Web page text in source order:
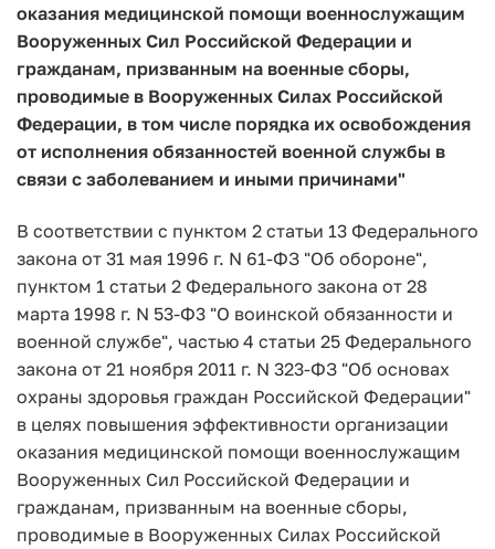
оказания медицинской помощи военнослужащим
Вооруженных Сил Российской Федерации и
гражданам, призванным на военные сборы,
проводимые в Вооруженных Силах Российской
Федерации, в том числе порядка их освобождения
от исполнения обязанностей военной службы в
связи с заболеванием и иными причинами"
В соответствии с пунктом 2 статьи 13 Федерального
закона от 31 мая 1996 г. N 61-ФЗ "Об обороне",
пунктом 1 статьи 2 Федерального закона от 28
марта 1998 г. N 53-Ф3 "О воинской обязанности и
военной службе", частью 4 статьи 25 Федерального
закона от 21 ноября 2011 г. N 323-ФЗ "Об основах
охраны здоровья граждан Российской Федерации"
в целях повышения эффективности организации
оказания медицинской помощи военнослужащим
Вооруженных Сил Российской Федерации и
гражданам, призванным на военные сборы,
проводимые в Вооруженных Силах Российской